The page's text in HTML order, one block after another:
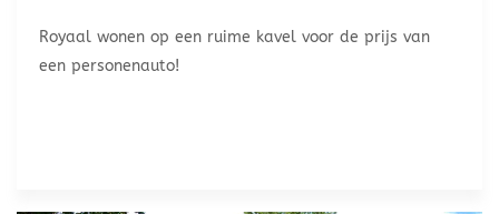
Royaal wonen op een ruime kavel voor de prijs van
een personenauto!